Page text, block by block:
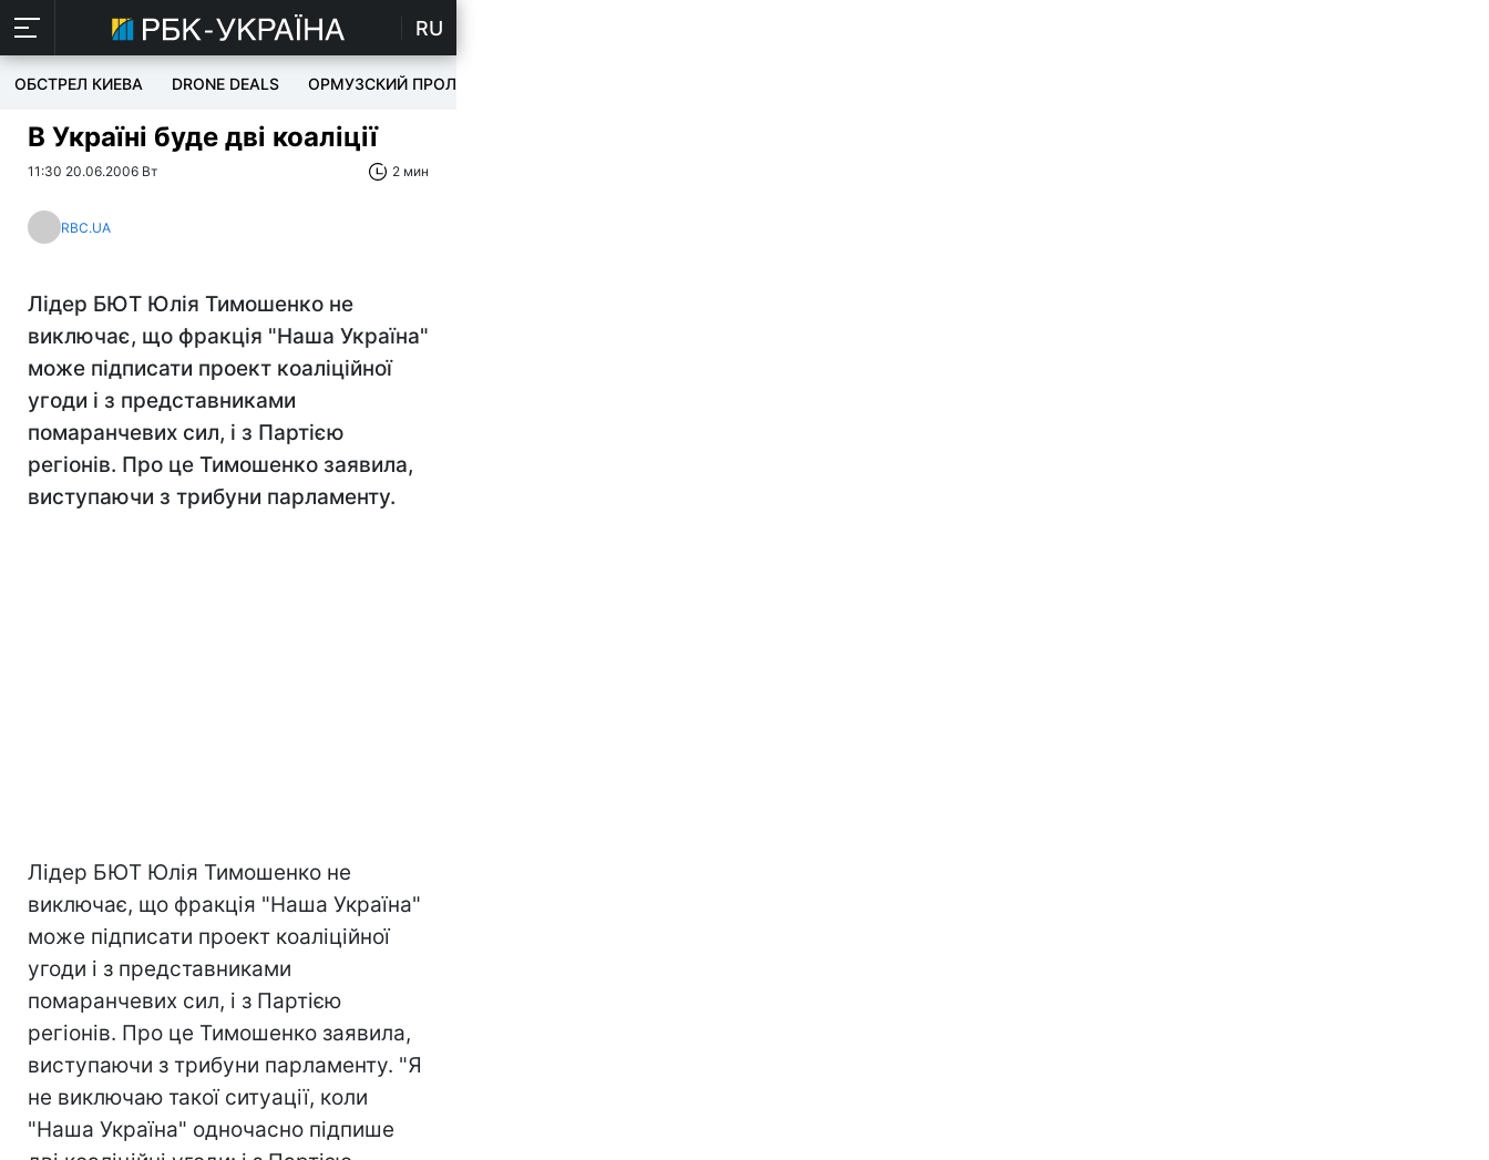
RU
ОБСТРЕЛ КИЕВА DRONE DEALS ОРМУЗСКИЙ ПРОЛИВ
В Україні буде дві коаліції
11:30 20.06.2006 Вт 2 мин
RBC.UA
Лідер БЮТ Юлія Тимошенко не
виключає, що фракція "Наша Україна"
може підписати проект коаліційної
угоди і з представниками
помаранчевих сил, і з Партією
регіонів. Про це Тимошенко заявила,
виступаючи з трибуни парламенту.
Лідер БЮТ Юлія Тимошенко не
виключає, що фракція "Наша Україна"
може підписати проект коаліційної
угоди і з представниками
помаранчевих сил, і з Партією
регіонів. Про це Тимошенко заявила,
виступаючи з трибуни парламенту. "Я
не виключаю такої ситуації, коли
"Наша Україна" одночасно підпише